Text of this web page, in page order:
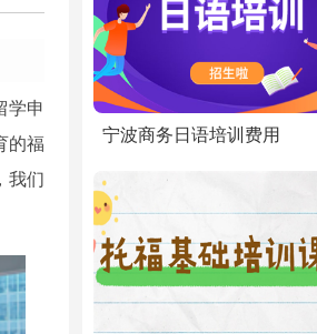
学申
的福
我们
宁波商务日语培训费用